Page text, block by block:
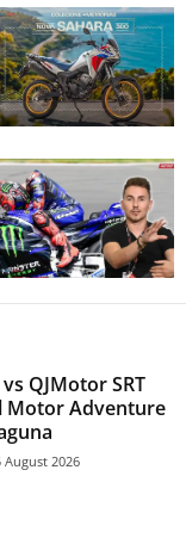
QJMotor SRT
Motor Adventure
August 2026